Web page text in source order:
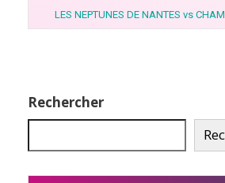
LES NEPTUNES DE NANTES vs
Rechercher